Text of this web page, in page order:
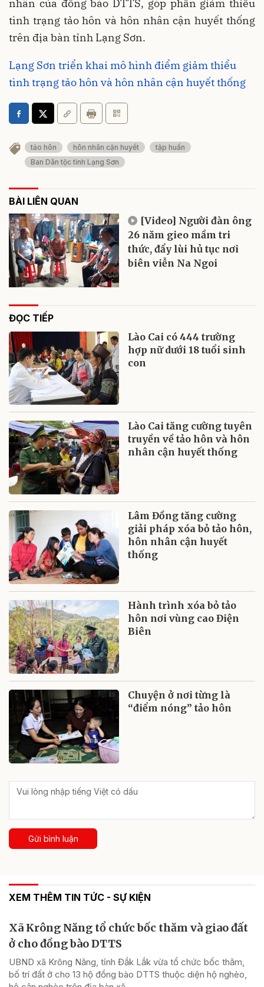
nhân của đồng bào DTTS, góp phần giảm thiểu
tình trạng tảo hôn và hôn nhân cận huyết thống
trên địa bàn tỉnh Lạng Sơn.
Lạng Sơn triển khai mô hình điểm giảm thiểu
tình trạng tảo hôn và hôn nhân cận huyết thống
tảo hôn hôn nhân cận huyết
tập huấn
Ban Dân tộc tỉnh Lạng Sơn
BÀI LIÊN QUAN
[Video] Người đàn ông
26 năm gieo mầm tri
thức, đẩy lùi hủ tục nơi
biên viễn Na Ngoi
ĐỌC TIẾP
Lào Cai có 444 trường
hợp nữ dưới 18 tuổi sinh
con
Lào Cai tăng cường tuyên
truyền về tảo hôn và hôn
nhân cận huyết thống
Lâm Đồng tăng cường
giải pháp xóa bỏ tảo hôn,
hôn nhân cận huyết
thống
Hành trình xóa bỏ tảo
hôn nơi vùng cao Điện
Biên
Chuyện ở nơi từng là
“điểm nóng” tảo hôn
Gửi bình luận
XEM THÊM TIN TỨC - SỰ KIỆN
Xã Krông Năng tổ chức bốc thăm và giao đất
ở cho đồng bào DTTS
UBND xã Krông Năng, tỉnh Đắk Lắk vừa tổ chức bốc thăm,
bố trí đất ở cho 13 hộ đồng bào DTTS thuộc diện hộ nghèo,